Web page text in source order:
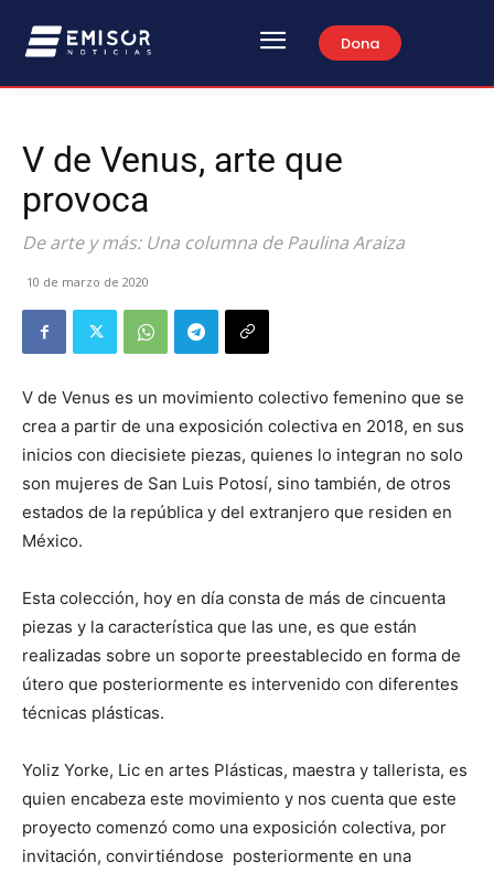
Dona
V de Venus, arte que
provoca
De arte y más: Una columna de Paulina Araiza
10 de marzo de 2020
V de Venus es un movimiento colectivo femenino que se
crea a partir de una exposición colectiva en 2018, en sus
inicios con diecisiete piezas, quienes lo integran no solo
son mujeres de San Luis Potosí, sino también, de otros
estados de la república y del extranjero que residen en
México.
Esta colección, hoy en día consta de más de cincuenta
piezas y la característica que las une, es que están
realizadas sobre un soporte preestablecido en forma de
útero que posteriormente es intervenido con diferentes
técnicas plásticas.
Yoliz Yorke, Lic en artes Plásticas, maestra y tallerista, es
quien encabeza este movimiento y nos cuenta que este
proyecto comenzó como una exposición colectiva, por
invitación, convirtiéndose posteriormente en una